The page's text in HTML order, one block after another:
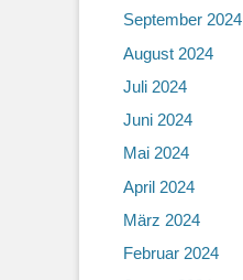
September 2024
August 2024
Juli 2024
Juni 2024
Mai 2024
April 2024
März 2024
Februar 2024